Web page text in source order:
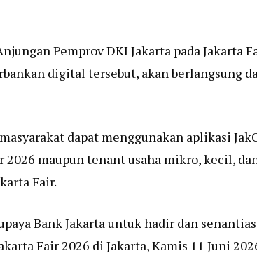
Pemprov DKI Jakarta pada Jakarta
digital tersebut, akan berlangsung
dapat menggunakan aplikasi
maupun tenant usaha mikro, kecil,
Fair.
Bank Jakarta untuk hadir dan
Fair 2026 di Jakarta, Kamis 11 Juni